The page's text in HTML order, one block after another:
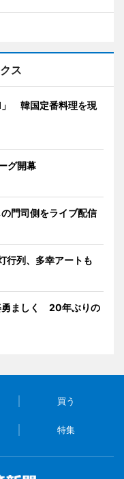
ス
」 韓国定番料理を現
グ開幕
門司側をライブ配信
列、多幸アートも
勇ましく 20年ぶりの
買う
特集